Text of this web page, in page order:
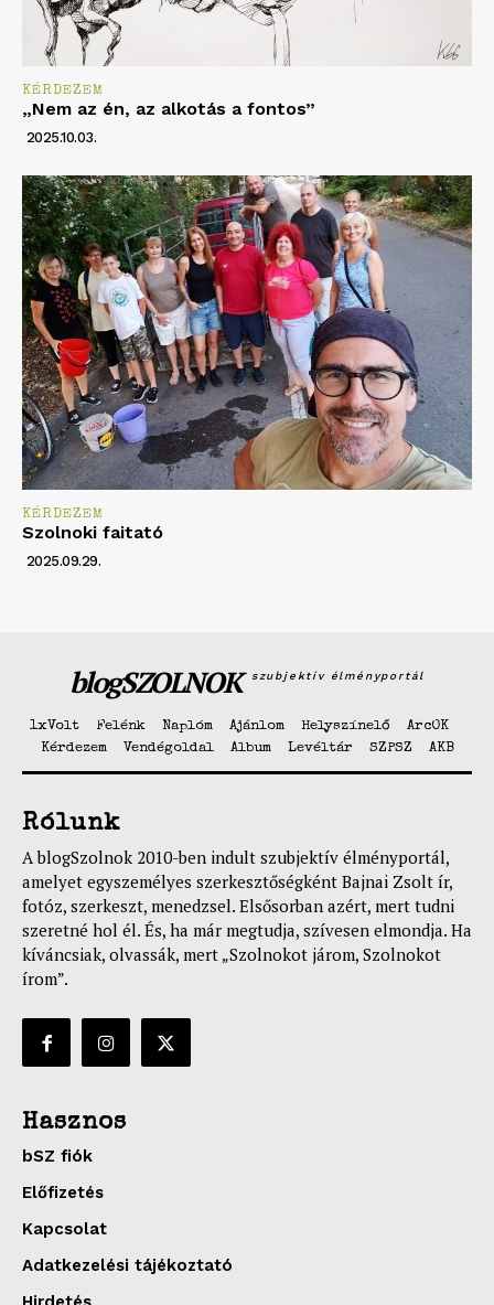
KÉRDEZEM
„Nem az én, az alkotás a fontos”
2025.10.03.
KÉRDEZEM
Szolnoki faitató
2025.09.29.
blogSZOLNOK szubjektív élményportál
1xVolt Felénk Naplóm Ajánlom Helyszínelő
ArcOK
Kérdezem
Vendégoldal Album Levéltár SZPSZ AKB
Rólunk
A blogSzolnok 2010-ben indult szubjektív élményportál,
amelyet egyszemélyes szerkesztőségként Bajnai Zsolt ír,
fotóz, szerkeszt, menedzsel. Elsősorban azért, mert tudni
szeretné hol él. És, ha már megtudja, szívesen elmondja. Ha
kíváncsiak, olvassák, mert „Szolnokot járom, Szolnokot
írom”.
Hasznos
bSZ fiók
Előfizetés
Kapcsolat
Adatkezelési tájékoztató